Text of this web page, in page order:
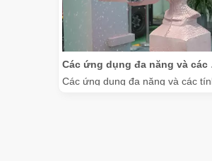
Các
Các ứng dụng đa năng và các